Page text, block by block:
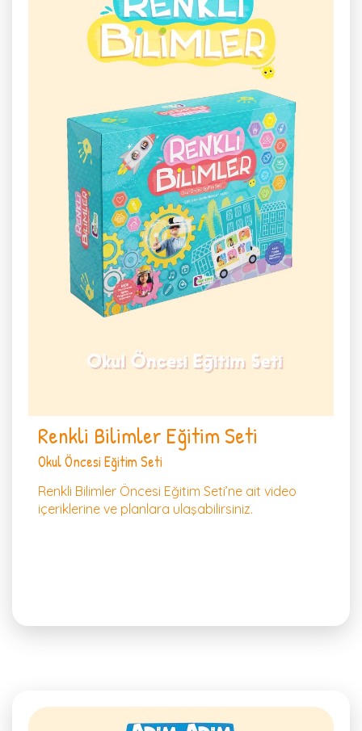
Renkli Bilimler Eğitim Seti
Okul Öncesi Eğitim Seti
Renkli Bilimler Öncesi Eğitim Seti’ne ait video
içeriklerine ve planlara ulaşabilirsiniz.